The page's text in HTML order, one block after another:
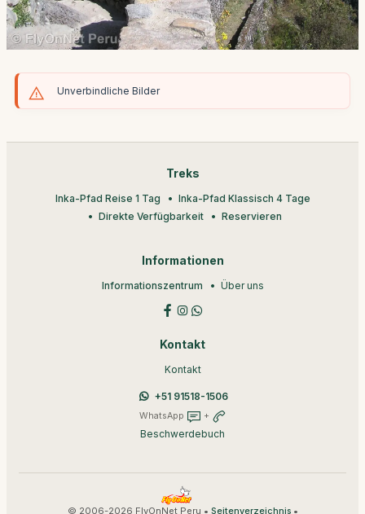
Unverbindliche Bilder
Treks
Inka-Pfad Reise 1 Tag
Inka-Pfad Klassisch 4 Tage
Direkte Verfügbarkeit
Reservieren
Informationen
Informationszentrum Über uns
Kontakt
Kontakt
+51 91518-1506
WhatsApp +
Beschwerdebuch
© 2006-2026 FlyOnNet Peru • Seitenverzeichnis•